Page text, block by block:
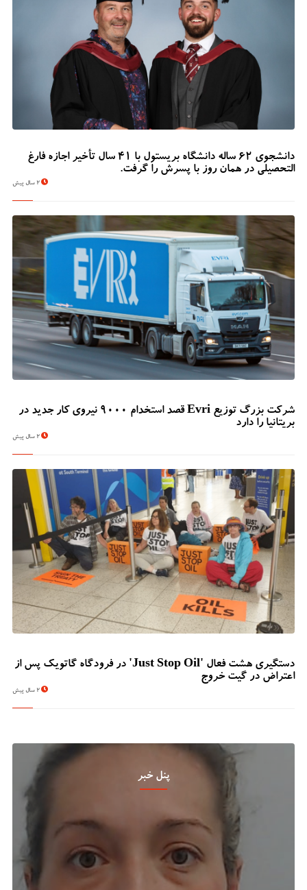
دانشجوی 62 ساله دانشگاه بریستول با 41 سال تأخیر اجازه فارغ
التحصیلی در همان روز با پسرش را گرفت.
2 سال پیش
شرکت بزرگ توزیع Evri قصد استخدام ۹۰۰۰ نیروی کار جدید در
بریتانیا را دارد
2 سال پیش
دستگیری هشت فعال 'Just Stop Oil' در فرودگاه گاتویک پس از
اعتراض در گیت خروج
2 سال پیش
پنل خبر